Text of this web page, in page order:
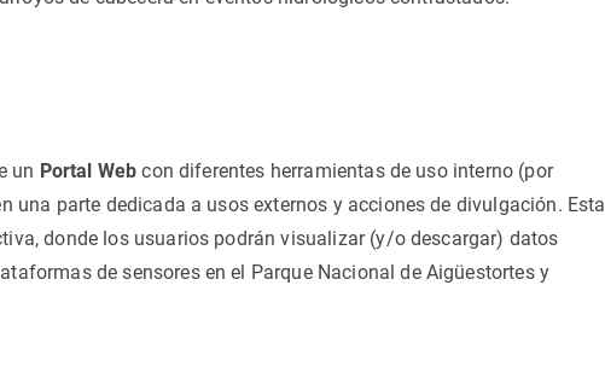
un Portal Web con diferentes herramientas de uso interno (por
parte dedicada a usos externos y acciones de divulgación. Esta
donde los usuarios podrán visualizar (y/o descargar) datos
de sensores en el Parque Nacional de Aigüestortes y